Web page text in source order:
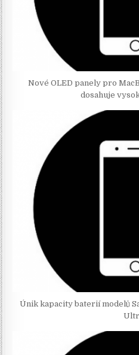
Nové OLED panely pro
dosahuje
Únik kapacity baterií modelů